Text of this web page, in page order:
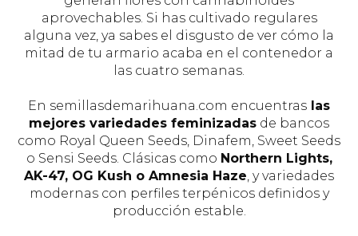
aprovechables. Si has cultivado regulares
alguna vez, ya sabes el disgusto de ver cómo la
mitad de tu armario acaba en el contenedor a
las cuatro semanas.
En semillasdemarihuana.com encuentras las
mejores variedades feminizadas de bancos
como Royal Queen Seeds, Dinafem, Sweet Seeds
o Sensi Seeds. Clásicas como Northern Lights,
AK-47, OG Kush o Amnesia Haze, y variedades
modernas con perfiles terpénicos definidos y
producción estable.